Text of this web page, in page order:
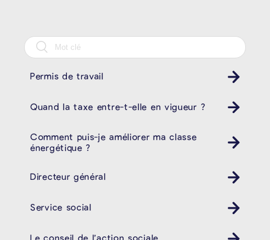
Permis de travail
Quand la taxe entre-t-elle en vigueur ?
Comment puis-je améliorer ma classe
énergétique ?
Directeur général
Service social
Le conseil de l’action sociale